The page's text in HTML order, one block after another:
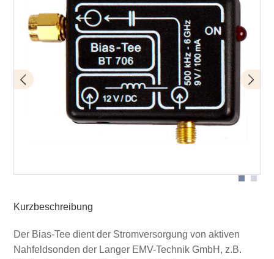
Kurzbeschreibung
Der Bias-Tee dient der Stromversorgung von aktiven
Nahfeldsonden der Langer EMV-Technik GmbH, z.B.